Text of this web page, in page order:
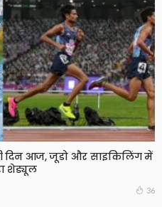
दिन आज, जूडो और साइकिलिंग में
शेड्यूल
36